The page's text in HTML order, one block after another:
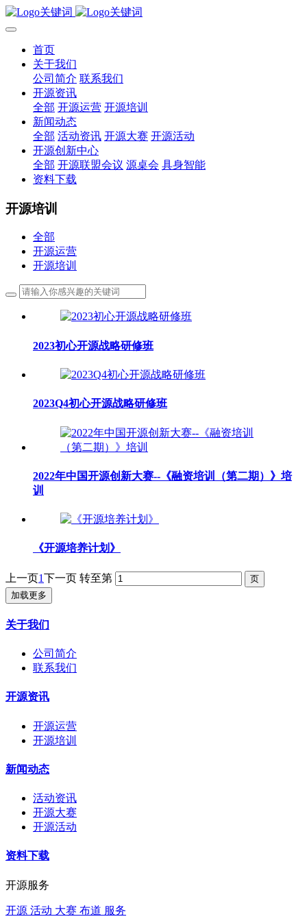
首页
关于我们
公司简介 联系我们
开源资讯
全部 开源运营 开源培训
新闻动态
全部 活动资讯 开源大赛 开源活动
开源创新中心
全部 开源联盟会议 源桌会 具身智能
资料下载
开源培训
全部
开源运营
开源培训
2023初心开源战略研修班
2023Q4初心开源战略研修班
2022年中国开源创新大赛--《融资培训（第二期）》培
训
《开源培养计划》
上一页1下一页 转至第
加载更多
关于我们
公司简介
联系我们
开源资讯
开源运营
开源培训
新闻动态
活动资讯
开源大赛
开源活动
资料下载
开源服务
开源 活动 大赛 布道 服务